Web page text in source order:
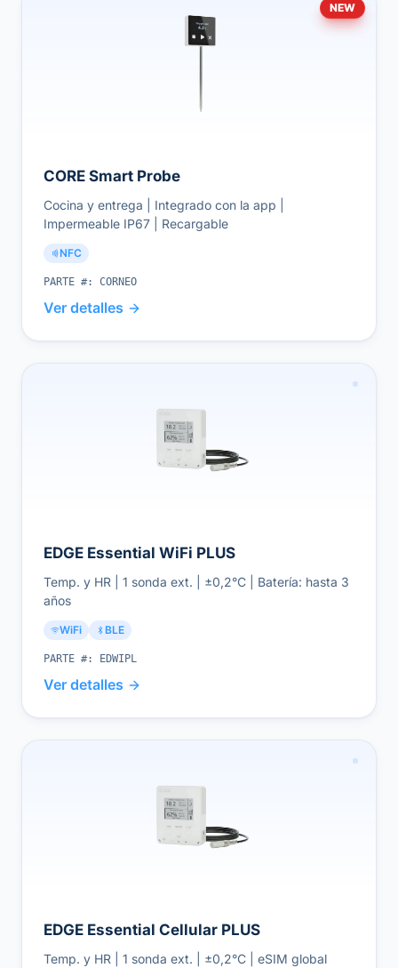
NEW
CORE Smart Probe
Cocina y entrega | Integrado con la app |
Impermeable IP67 | Recargable
NFC
PARTE #: CORNEO
Ver detalles
EDGE Essential WiFi PLUS
Temp. y HR | 1 sonda ext. | ±0,2°C | Batería: hasta 3
años
WiFi BLE
PARTE #: EDWIPL
Ver detalles
EDGE Essential Cellular PLUS
Temp. y HR | 1 sonda ext. | ±0,2°C | eSIM global